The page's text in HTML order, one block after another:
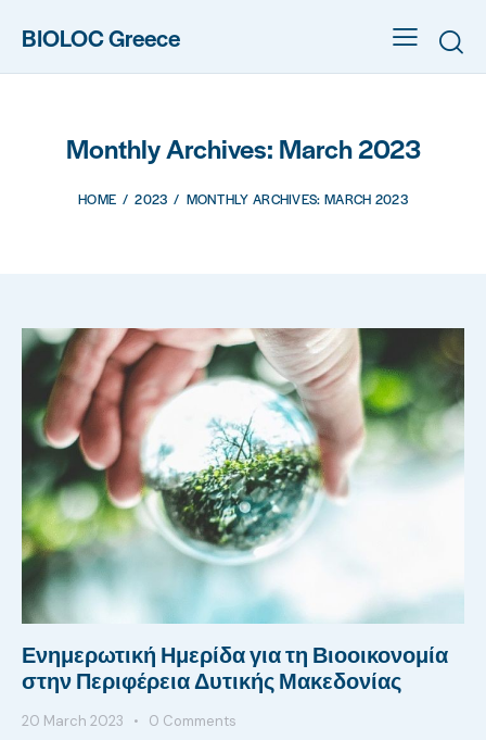
BIOLOC Greece
Monthly Archives: March 2023
HOME 2023 MONTHLY ARCHIVES: MARCH 2023
Ενημερωτική Ημερίδα για τη Βιοοικονομία
στην Περιφέρεια Δυτικής Μακεδονίας
20 March 2023 0 Comments